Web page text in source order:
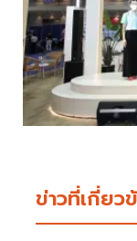
ข่าวที่เกี่ยว